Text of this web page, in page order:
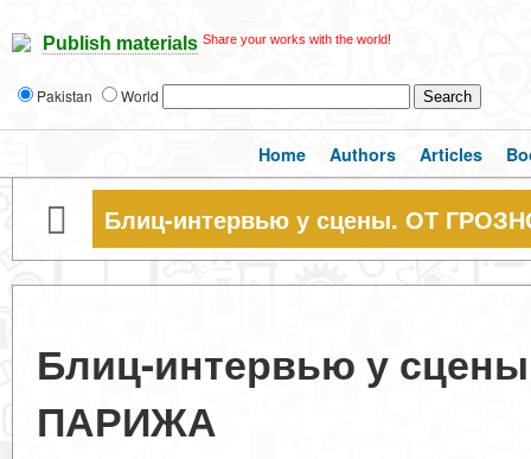
Publish materials Share your works with the world!
Pakistan World
Home Authors Articles
Блиц-интервью у сцены. ОТ
Блиц-интервью у
ПАРИЖА